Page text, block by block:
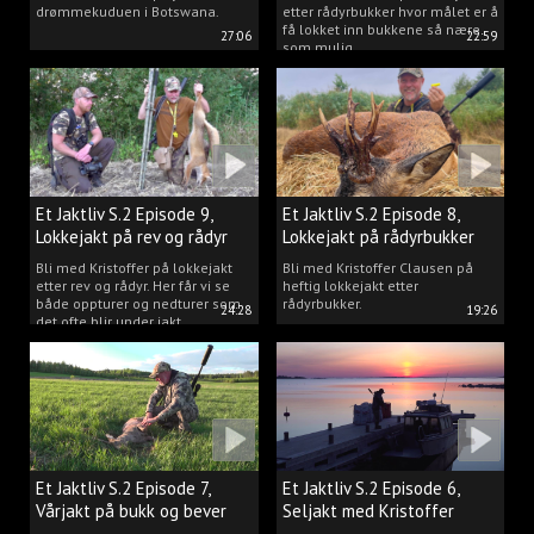
27:06
drømmekuduen i Botswana.
22:59
etter rådyrbukker hvor målet er å
få lokket inn bukkene så nære
som mulig.
24:28
Et Jaktliv S.2 Episode 9,
Lokkejakt på rev og rådyr
med Kristoffer Clausen
Bli med Kristoffer på lokkejakt
etter rev og rådyr. Her får vi se
både oppturer og nedturer som
det ofte blir under jakt.
19:26
Et Jaktliv S.2 Episode 8,
Lokkejakt på rådyrbukker
2023 nr. 1
Bli med Kristoffer Clausen på
heftig lokkejakt etter
rådyrbukker.
Et Jaktliv S.2 Episode 7,
Vårjakt på bukk og bever
Et Jaktliv S.2 Episode 6,
Seljakt med Kristoffer